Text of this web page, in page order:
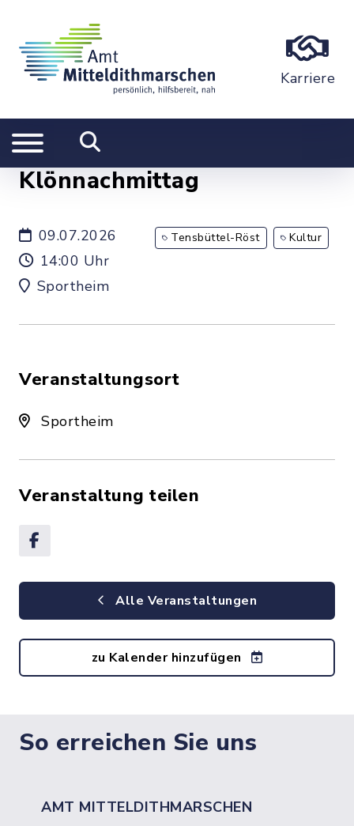
Karriere
Klönnachmittag
09.07.2026
14:00 Uhr
Sportheim
Tensbüttel-Röst Kultur
Veranstaltungsort
Sportheim
Veranstaltung teilen
Alle Veranstaltungen
zu Kalender hinzufügen
So erreichen Sie uns
AMT MITTELDITHMARSCHEN